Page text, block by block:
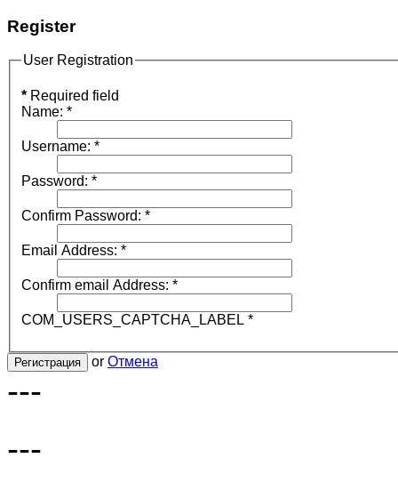
Register
User Registration
* Required field
Name: *
Username: *
Password: *
Confirm Password: *
Email Address: *
Confirm email Address: *
COM_USERS_CAPTCHA_LABEL *
Регистрация or Отмена
---
---